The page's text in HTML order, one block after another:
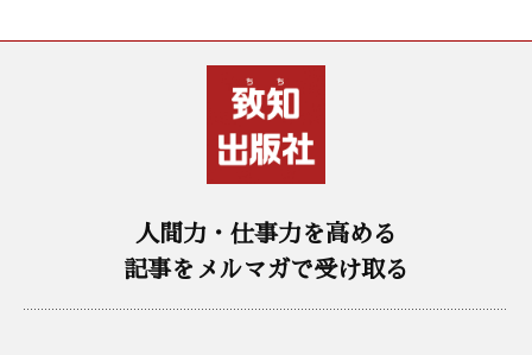
人間力・仕事力を高める
記事をメルマガで受け取る